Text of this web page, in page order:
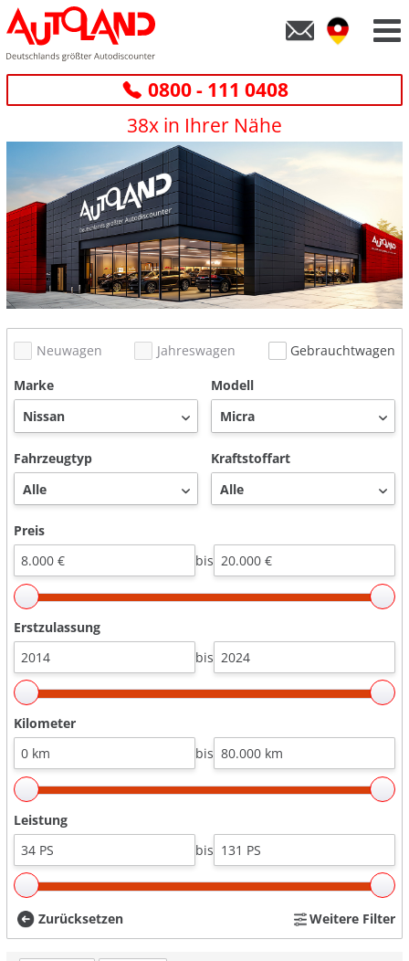
0800 - 111 0408
38x in Ihrer Nähe
Neuwagen Jahreswagen
Gebrauchtwagen
Marke
Modell
Fahrzeugtyp Kraftstoffart
Preis
bis
Erstzulassung
bis
Kilometer
bis
Leistung
bis
Zurücksetzen Weitere Filter